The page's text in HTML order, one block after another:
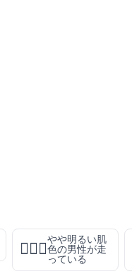
🏃🏼‍♂️
やや明るい肌
色の男性が走
っている